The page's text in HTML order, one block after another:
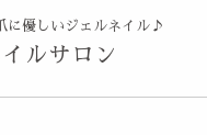
に優しいジェルネイル♪
ルサロン